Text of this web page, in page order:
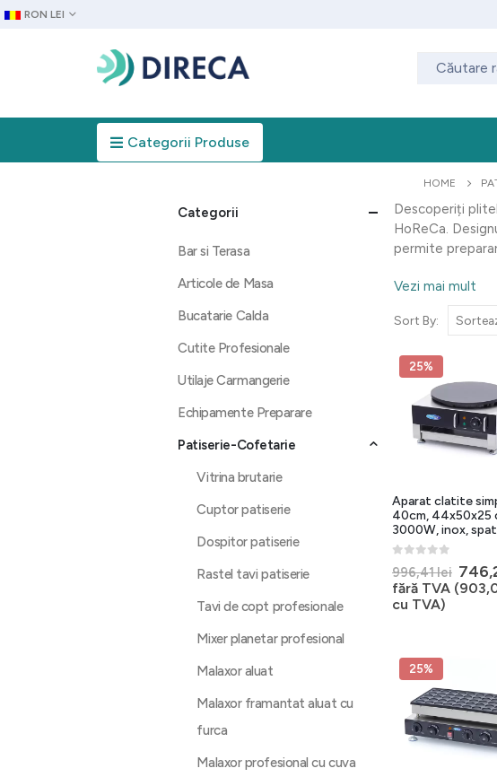
RON LEI
Categorii Produse
HOME
Descoperiți
HoReCa.
permite
Vezi mai mult
Sort By:
25%
Aparat clatite
40cm, 44x50x25
3000W, inox,
996,41lei
inițial
fără TVA (
cu TVA)
25%
Categorii
Bar si Terasa
Articole de Masa
Bucatarie Calda
Cutite Profesionale
Utilaje Carmangerie
Echipamente Preparare
Patiserie-Cofetarie
Vitrina brutarie
Cuptor patiserie
Dospitor patiserie
Rastel tavi patiserie
Tavi de copt profesionale
Mixer planetar profesional
Malaxor aluat
Malaxor framantat aluat cu
furca
Malaxor profesional cu cuva